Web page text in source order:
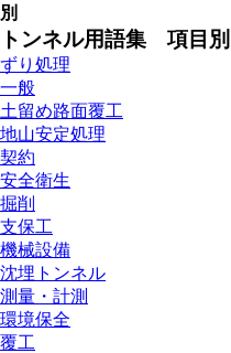
別
トンネル用語集 項目別
ずり処理
一般
土留め路面覆工
地山安定処理
契約
安全衛生
掘削
支保工
機械設備
沈埋トンネル
測量・計測
環境保全
覆工